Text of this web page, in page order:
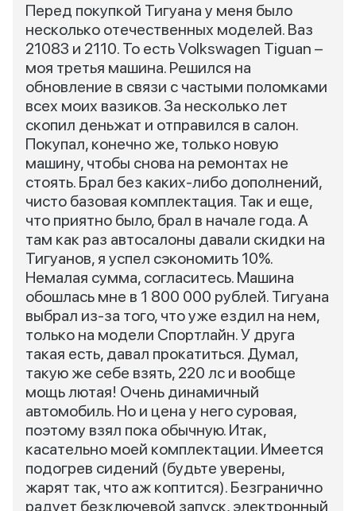
Перед покупкой Тигуана у меня было
несколько отечественных моделей. Ваз
21083 и 2110. То есть Volkswagen Tiguan –
моя третья машина. Решился на
обновление в связи с частыми поломками
всех моих вазиков. За несколько лет
скопил деньжат и отправился в салон.
Покупал, конечно же, только новую
машину, чтобы снова на ремонтах не
стоять. Брал без каких-либо дополнений,
чисто базовая комплектация. Так и еще,
что приятно было, брал в начале года. А
там как раз автосалоны давали скидки на
Тигуанов, я успел сэкономить 10%.
Немалая сумма, согласитесь. Машина
обошлась мне в 1 800 000 рублей. Тигуана
выбрал из-за того, что уже ездил на нем,
только на модели Спортлайн. У друга
такая есть, давал прокатиться. Думал,
такую же себе взять, 220 лс и вообще
мощь лютая! Очень динамичный
автомобиль. Но и цена у него суровая,
поэтому взял пока обычную. Итак,
касательно моей комплектации. Имеется
подогрев сидений (будьте уверены,
жарят так, что аж коптится). Безгранично
радует безключевой запуск, электронный